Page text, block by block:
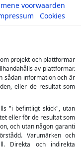
voorwaarden
Cookies
projekt och plattformar
av plattformar.
sådan information och är
eller de resultat som
"i befintligt skick", utan
eller för de resultat som
och utan någon garanti
Varumärken och
Direkta och indirekta